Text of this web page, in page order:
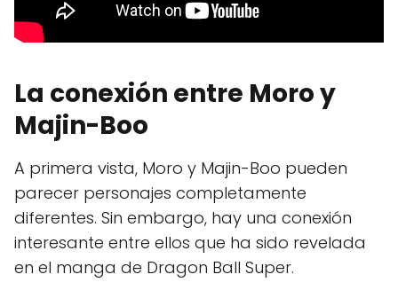
La conexión entre Moro y
Majin-Boo
A primera vista, Moro y Majin-Boo pueden
parecer personajes completamente
diferentes. Sin embargo, hay una conexión
interesante entre ellos que ha sido revelada
en el manga de Dragon Ball Super.